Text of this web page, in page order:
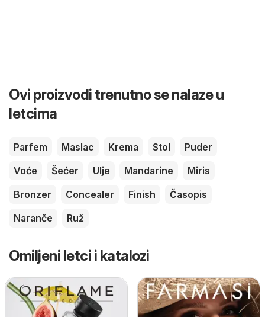
Ovi proizvodi trenutno se nalaze u
letcima
Parfem Maslac Krema Stol
Puder
Voće
Šećer Ulje Mandarine
Miris
Bronzer
Concealer Finish
Časopis
Naranče
Ruž
Omiljeni letci i katalozi